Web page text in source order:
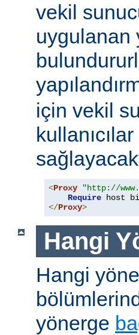
vekil
uygulanan
için vekil
<Proxy "http://
Require host
</Proxy>
Hangi
Hangi
yönerge